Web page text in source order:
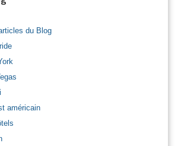
du Blog
américain